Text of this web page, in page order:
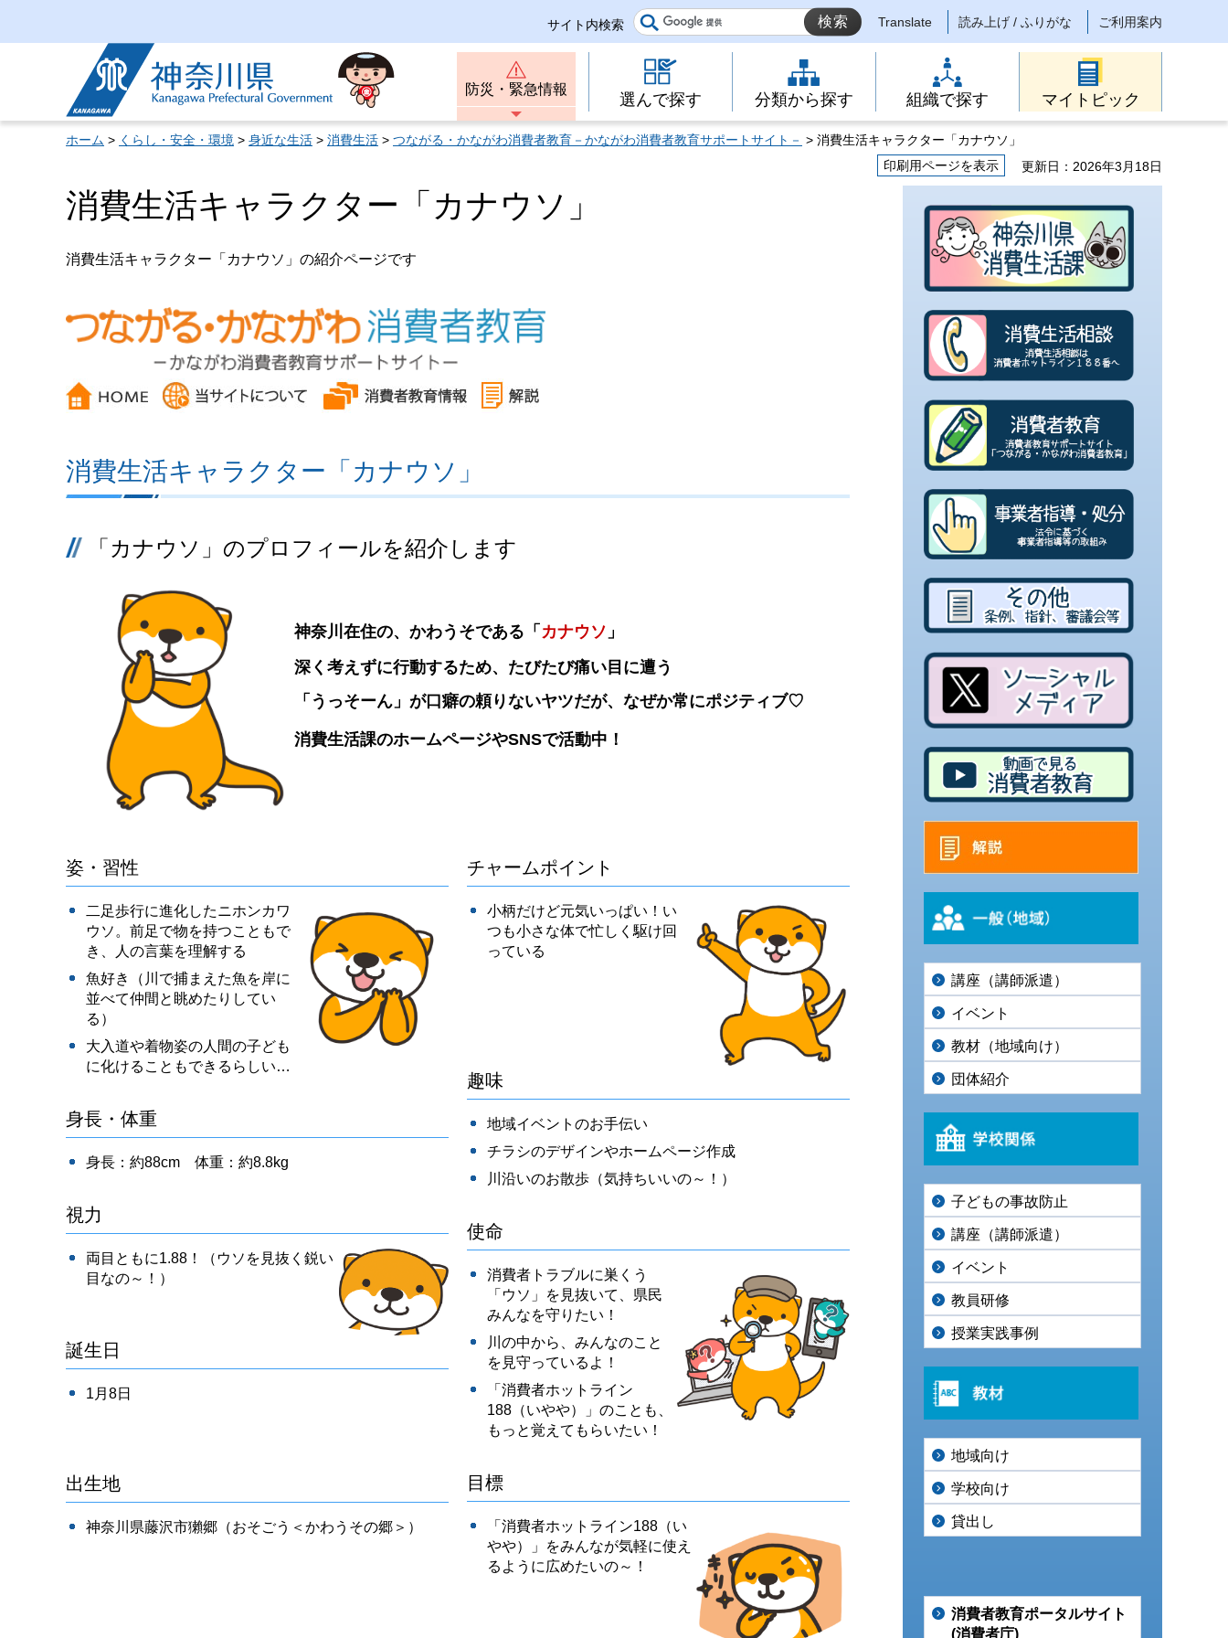
サイト内検索 Translate 読み上げ / ふりがな ご利用案内
神奈川県
防災・緊急情報
選んで探す 分類から探す 組織で探す マイトピック
ホーム > くらし・安全・環境 > 身近な生活 > 消費生活 > つながる・かながわ消費者教育－かながわ消費者教育サポートサイト－ > 消費生活キャラクター「カナウソ」
印刷用ページを表示
更新日：2026年3月18日
消費生活キャラクター「カナウソ」
消費生活キャラクター「カナウソ」の紹介ページです
消費生活キャラクター「カナウソ」
「カナウソ」のプロフィールを紹介します
神奈川在住の、かわうそである「 カナウソ 」
深く考えずに行動するため、たびたび痛い目に遭う
「うっそーん」が口癖の頼りないヤツだが、なぜか常にポジティブ♡
消費生活課のホームページやSNSで活動中！
姿・習性
二足歩行に進化したニホンカワ
ウソ。前足で物を持つこともで
き、人の言葉を理解する
魚好き（川で捕まえた魚を岸に
並べて仲間と眺めたりしてい
る）
大入道や着物姿の人間の子ども
に化けることもできるらしい…
身長・体重
身長：約88cm 体重：約8.8kg
視力
両目ともに1.88！（ウソを見抜く鋭い
目なの～！）
誕生日
1月8日
出生地
神奈川県藤沢市獺郷（おそごう＜かわうその郷＞）
チャームポイント
小柄だけど元気いっぱい！い
つも小さな体で忙しく駆け回
っている
趣味
地域イベントのお手伝い
チラシのデザインやホームページ作成
川沿いのお散歩（気持ちいいの～！）
使命
消費者トラブルに巣くう
「ウソ」を見抜いて、県民
みんなを守りたい！
川の中から、みんなのこと
を見守っているよ！
「消費者ホットライン
188（いやや）」のことも、
もっと覚えてもらいたい！
目標
「消費者ホットライン188（い
やや）」をみんなが気軽に使え
るように広めたいの～！
講座（講師派遣）
イベント
教材（地域向け）
団体紹介
子どもの事故防止
講座（講師派遣）
イベント
教員研修
授業実践事例
地域向け
学校向け
貸出し
消費者教育ポータルサイト
(消費者庁)